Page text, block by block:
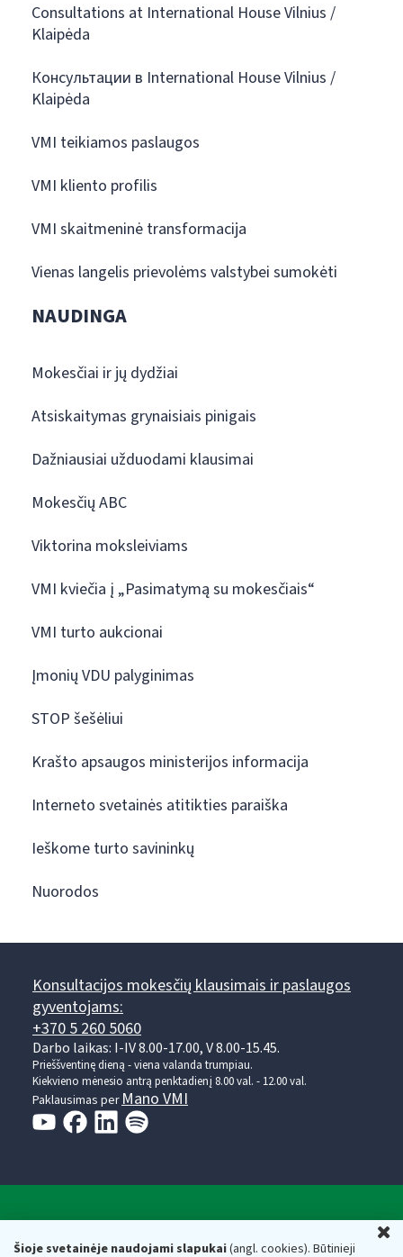
Šioje svetainėje naudojami slapukai(angl. cookies). Būtinieji
Consultations at International House Vilnius /
Klaipėda
Консультации в International House Vilnius /
Klaipėda
VMI teikiamos paslaugos
VMI kliento profilis
VMI skaitmeninė transformacija
Vienas langelis prievolėms valstybei sumokėti
NAUDINGA
Mokesčiai ir jų dydžiai
Atsiskaitymas grynaisiais pinigais
Dažniausiai užduodami klausimai
Mokesčių ABC
Viktorina moksleiviams
VMI kviečia į „Pasimatymą su mokesčiais“
VMI turto aukcionai
Įmonių VDU palyginimas
STOP šešėliui
Krašto apsaugos ministerijos informacija
Interneto svetainės atitikties paraiška
Ieškome turto savininkų
Nuorodos
Konsultacijos mokesčių klausimais ir paslaugos
gyventojams:
+370 5 260 5060
Darbo laikas: I-IV 8.00-17.00, V 8.00-15.45.
Prieššventinę dieną - viena valanda trumpiau.
Kiekvieno mėnesio antrą penktadienį 8.00 val. - 12.00 val.
Paklausimas per Mano VMI
Respublikos finansų ministerijos